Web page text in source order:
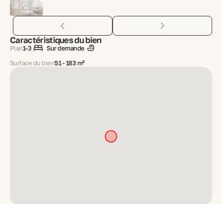
Caractéristiques du bien
Plan1-3
Sur demande
Surface du bien51 - 183 m²